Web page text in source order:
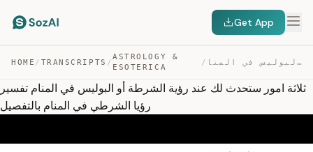
Get App
HOME / TRANSCRIPTS /
ASTROLOGY &
ESOTERICA
/ ثلاثة امور ستحدث لك عند رؤية الشرطة أو البوليس في المنا… — TRANSCRIPT
ثلاثة امور ستحدث لك عند رؤية الشرطة أو البوليس في المنام تفسير
رؤيا الشرطي في المنام بالتفصيل